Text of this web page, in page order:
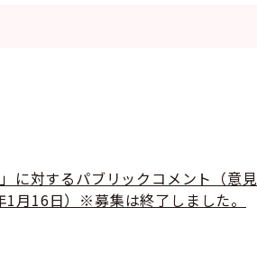
に対するパブリックコメント（意見
月16日）※募集は終了しました。